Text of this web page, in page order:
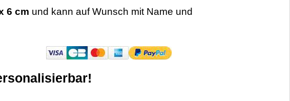
6 cm und kann auf Wunsch mit Name und